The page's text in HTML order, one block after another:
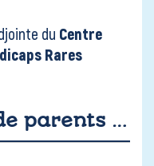
du Centre
Rares
parents …